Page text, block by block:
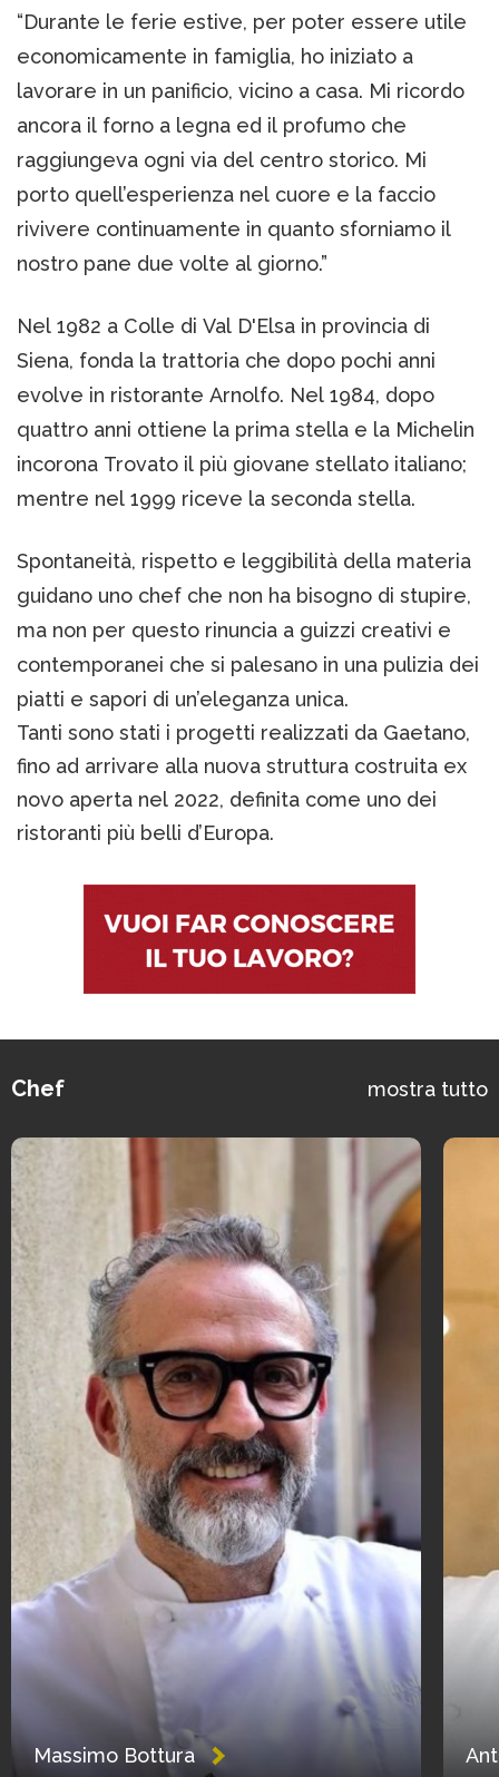
“Durante le ferie estive, per poter essere utile
economicamente in famiglia, ho iniziato a
lavorare in un panificio, vicino a casa. Mi ricordo
ancora il forno a legna ed il profumo che
raggiungeva ogni via del centro storico. Mi
porto quell’esperienza nel cuore e la faccio
rivivere continuamente in quanto sforniamo il
nostro pane due volte al giorno.”
Nel 1982 a Colle di Val D'Elsa in provincia di
Siena, fonda la trattoria che dopo pochi anni
evolve in ristorante Arnolfo. Nel 1984, dopo
quattro anni ottiene la prima stella e la Michelin
incorona Trovato il più giovane stellato italiano;
mentre nel 1999 riceve la seconda stella.
Spontaneità, rispetto e leggibilità della materia
guidano uno chef che non ha bisogno di stupire,
ma non per questo rinuncia a guizzi creativi e
contemporanei che si palesano in una pulizia dei
piatti e sapori di un’eleganza unica.
Tanti sono stati i progetti realizzati da Gaetano,
fino ad arrivare alla nuova struttura costruita ex
novo aperta nel 2022, definita come uno dei
ristoranti più belli d’Europa.
Chef mostra tutto
Massimo Bottura